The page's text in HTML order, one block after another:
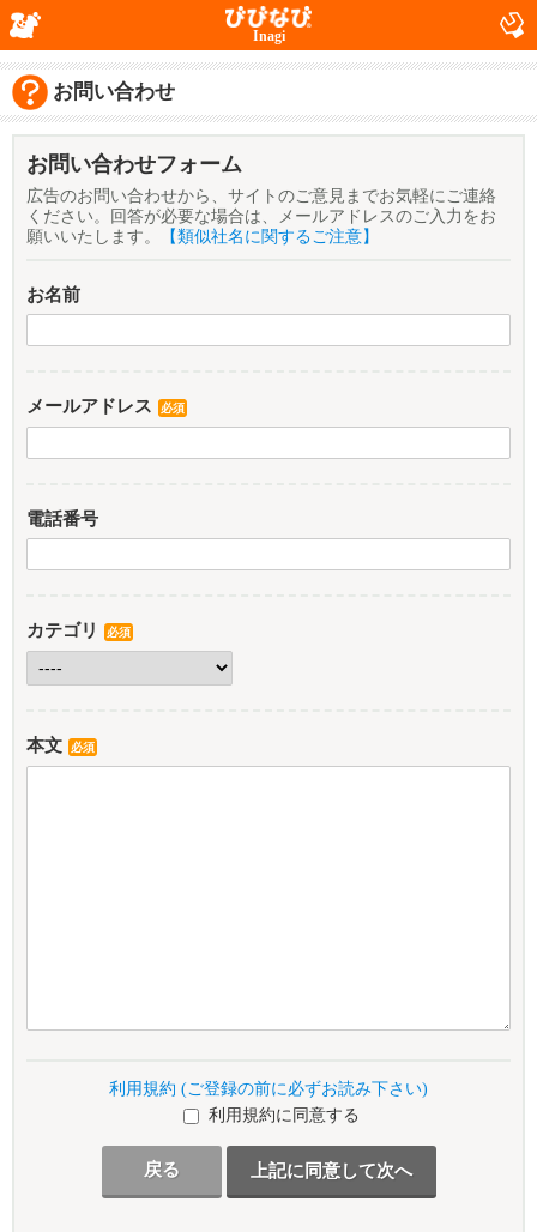
Inagi
お問い合わせ
お問い合わせフォーム
広告のお問い合わせから、サイトのご意見までお気軽にご連絡
ください。回答が必要な場合は、メールアドレスのご入力をお
願いいたします。
【類似社名に関するご注意】
お名前
メールアドレス 必須
電話番号
カテゴリ 必須
本文 必須
利用規約 (ご登録の前に必ずお読み下さい)
利用規約に同意する
戻る